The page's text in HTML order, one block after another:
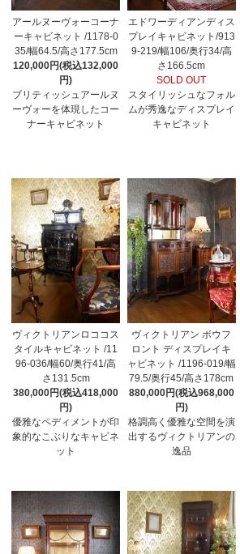
アールヌーヴォーコーナ
ーキャビネット /1178-0
35/幅64.5/高さ177.5cm
120,000円(税込132,000
円)
ブリティッシュアールヌ
ーヴォーを体現したコー
ナーキャビネット
エドワーディアンディス
プレイキャビネット/913
9-219/幅106/奥行34/高
さ166.5cm
SOLD OUT
スタイリッシュなフォル
ムが秀逸なディスプレイ
キャビネット
ヴィクトリアンロココス
タイルキャビネット /11
96-036/幅60/奥行41/高
さ131.5cm
380,000円(税込418,000
円)
優雅なペディメントが印
象的なこぶりなキャビネ
ット
ヴィクトリアン ボウフ
ロント ディスプレイキ
ャビネット /1196-019/幅
79.5/奥行45/高さ178cm
880,000円(税込968,000
円)
格調高く優雅な空間を演
出するヴィクトリアンの
逸品